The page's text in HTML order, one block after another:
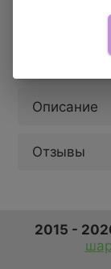
Скидка
Описание
Отзывы
2015 -